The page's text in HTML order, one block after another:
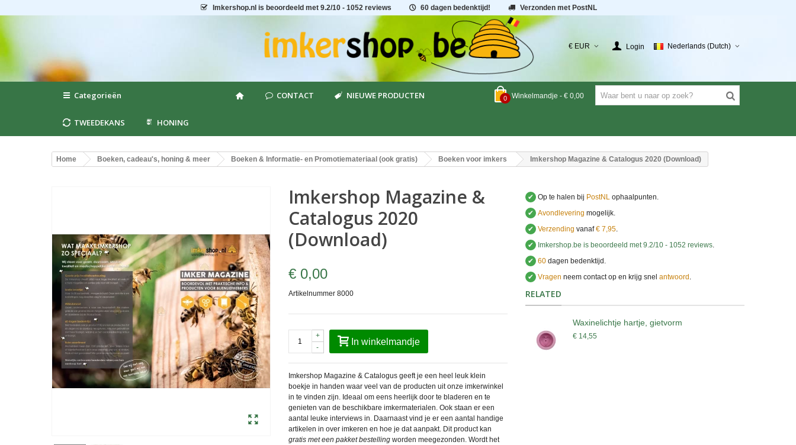
Imkershop.nl is beoordeeld met 9.2/10 - 1052 reviews 60 dagen bedenktijd! Verzonden met PostNL
€ EUR Login Nederlands (Dutch)
0 Winkelmandje - € 0,00
Categorieën CONTACT NIEUWE PRODUCTEN
TWEEDEKANS HONING
Home Boeken, cadeau's, honing & meer Boeken & Informatie- en Promotiemateriaal (ook gratis) Boeken voor imkers Imkershop Magazine & Catalogus 2020 (Download)
Imkershop Magazine &
Catalogus 2020
(Download)
€ 0,00
Artikelnummer 8000
-
+
In winkelmandje
Imkershop Magazine & Catalogus geeft je een heel leuk klein
boekje in handen waar veel van de producten uit onze imkerwinkel
in te vinden zijn. Ideaal om eens heerlijk door te bladeren en te
genieten van de beschikbare imkermaterialen. Ook staan er een
aantal leuke interviews in. Daarnaast vind je er een aantal handige
artikelen in over imkeren en hoe je dat aanpakt. Dit product kan
gratis met een pakket bestellingworden meegezonden. Wordt het
✔ Op te halen bij PostNLophaalpunten.
✔ Avondlevering mogelijk.
✔ Verzending vanaf€ 7,95.
✔
Imkershop.be is beoordeeld met9.2/10 -1052 reviews.
✔ 60dagen bedenktijd.
✔ Vragen neem contact op en krijg snel antwoord ..
RELATED
Waxinelichtje hartje, gietvorm
€ 14,55